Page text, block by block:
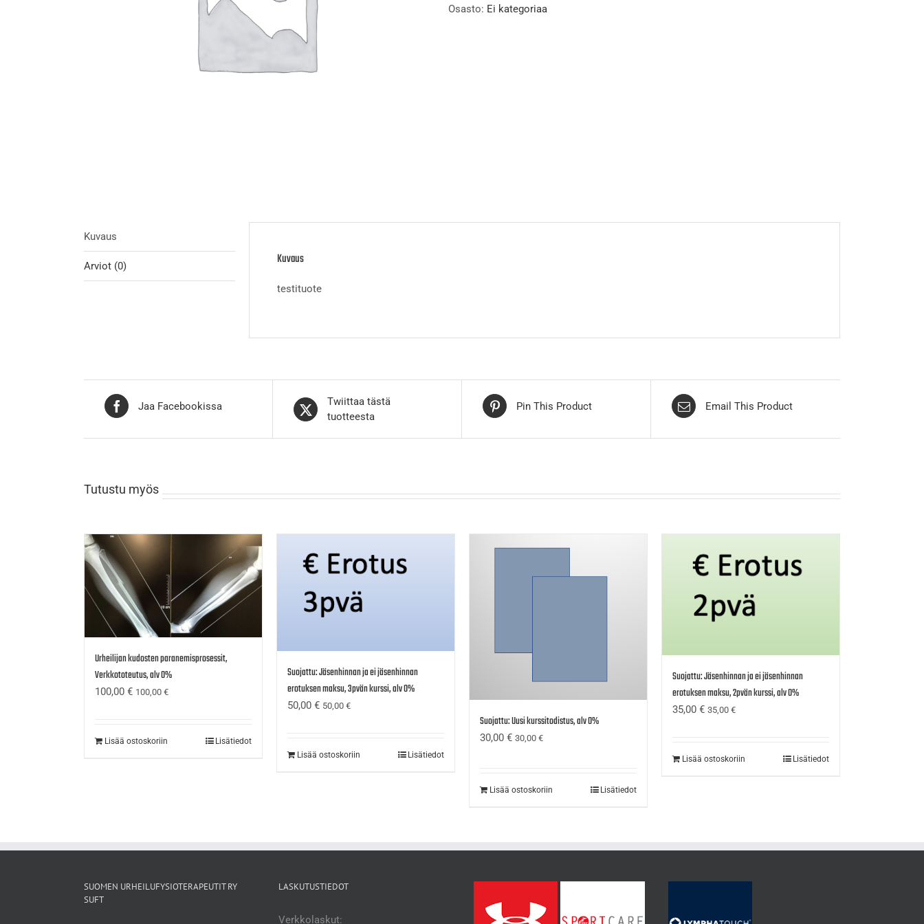
Osasto: Ei kategoriaa
Kuvaus
Arviot (0) Kuvaus
testituote
Jaa Facebookissa
Twiittaa tästä
tuotteesta
Pin This Product Email This Product
Tutustu myös
Urheilijan kudosten paranemisprosessit,
Verkkototeutus, alv 0%
100,00 € 100,00 €
Lisää ostoskoriin Lisätiedot
Suojattu: Jäsenhinnan ja ei jäsenhinnan
erotuksen maksu, 3pvän kurssi, alv 0%
50,00 € 50,00 €
Lisää ostoskoriin Lisätiedot
Suojattu: Uusi kurssitodistus, alv 0%
30,00 € 30,00 €
Lisää ostoskoriin Lisätiedot
Suojattu: Jäsenhinnan ja ei jäsenhinnan
erotuksen maksu, 2pvän kurssi, alv 0%
35,00 € 35,00 €
Lisää ostoskoriin Lisätiedot
SUOMEN URHEILUFYSIOTERAPEUTIT RY
SUFT
LASKUTUSTIEDOT
Verkkolaskut: